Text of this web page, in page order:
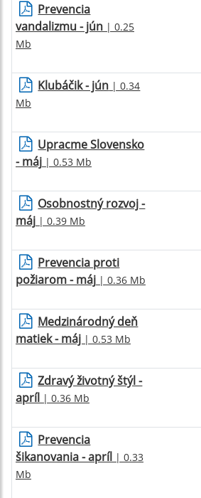
Prevencia
vandalizmu - jún | 0.25
Mb
Klubáčik - jún | 0.34
Mb
Upracme Slovensko
- máj | 0.53 Mb
Osobnostný rozvoj -
máj | 0.39 Mb
Prevencia proti
požiarom - máj | 0.36 Mb
Medzinárodný deň
matiek - máj | 0.53 Mb
Zdravý životný štýl -
apríl | 0.36 Mb
Prevencia
šikanovania - apríl | 0.33
Mb